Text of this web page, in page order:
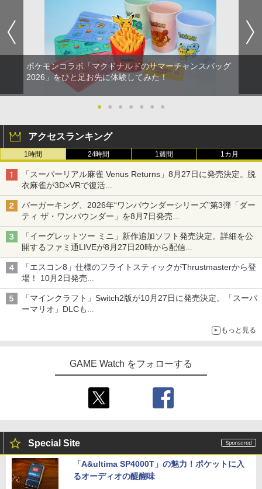
ポケモンコラボ「マクドナルドのサマーチャンスバッグ
2026」をひと足お先に体験してみた！
● ● ● ● ● ● ●
アクセスランキング
1時間 24時間 1週間 1カ月
「スーパーリアル麻雀 Venus Returns」8月27日に発売決定。脱
衣麻雀が3D×VRで復活
発売から2週間は20%オフになるセールが実施
バーガーキング、2026年“ワンパウンダーシリーズ”第3弾「ダー
ティ ザ・ワンパウンダー」を8月7日発売
「特製ガーリックマヨソース」を使用した超大型チーズバーガー
「イーグレットツー ミニ」新作追加ソフト発売決定。詳細を公
開するファミ通LIVEが8月27日20時から配信
シリーズ累計100タイトルへ
「エスコン8」仕様のフライトスティックがThrustmasterから登
場！ 10月2日発売
ジョイスティックに振動機能を搭載。予約受付も開始
「マインクラフト」Switch2版が10月27日に発売決定。「スーパ
ーマリオ」DLCも
もっと見る
GAME Watch をフォローする
Special Site
「A&ultima SP4000T」の魅力！ポケットに入
るオーディオの醍醐味